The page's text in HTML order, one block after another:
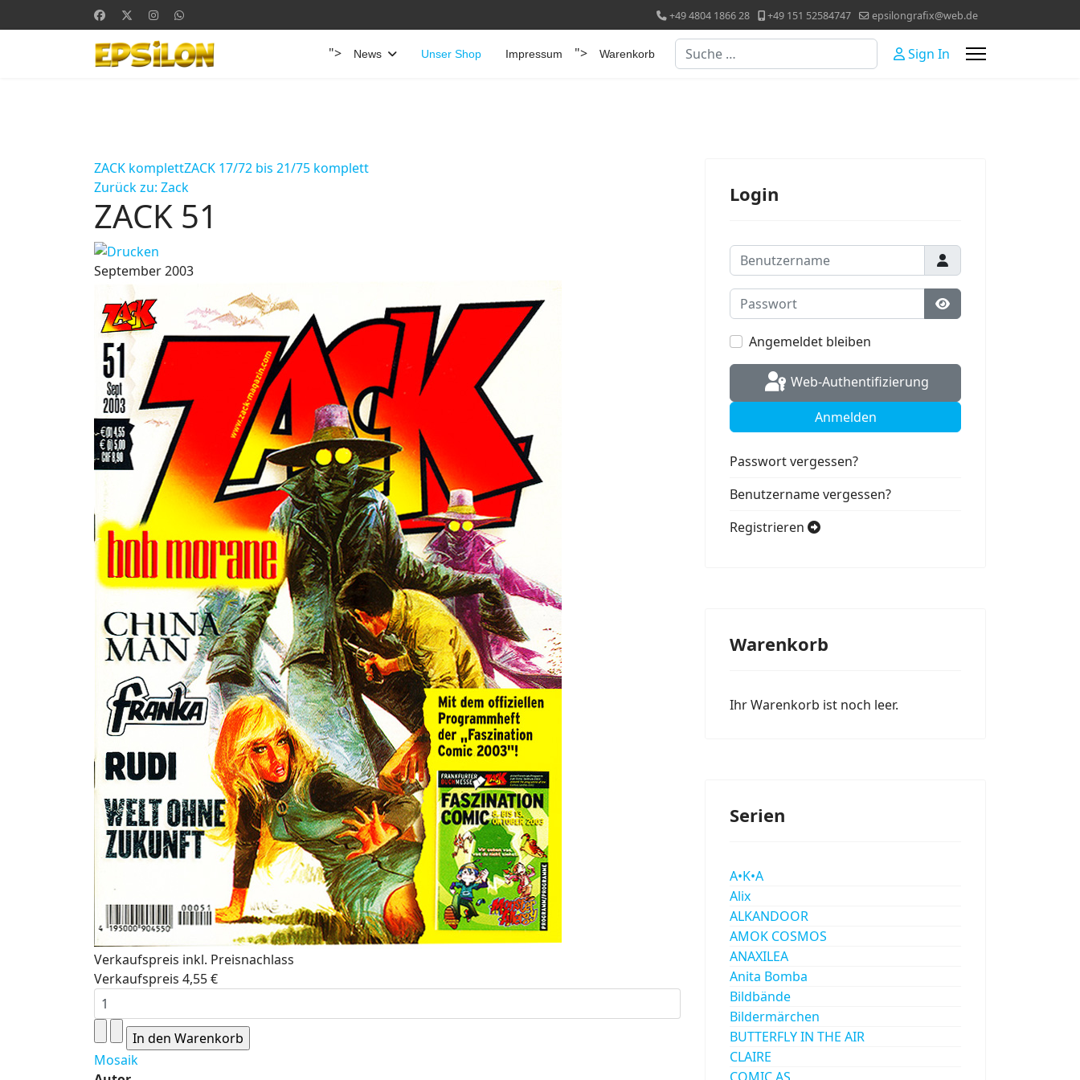
+49 4804 1866 28 +49 151 52584747 epsilongrafix@web.de
"> News Unser Shop Impressum "> Warenkorb Suchen Sign In
ZACK komplettZACK 17/72 bis 21/75 komplett
Zurück zu: Zack
ZACK 51
September 2003
Verkaufspreis inkl. Preisnachlass
Verkaufspreis 4,55 €
Mosaik
Login
Benutzername
Passwort
Passwort anzeigen
Angemeldet bleiben
Web-Authentifizierung
Anmelden
Passwort vergessen?
Benutzername vergessen?
Registrieren
Warenkorb
Ihr Warenkorb ist noch leer.
Serien
A•K•A
Alix
ALKANDOOR
AMOK COSMOS
ANAXILEA
Anita Bomba
Bildbände
Bildermärchen
BUTTERFLY IN THE AIR
CLAIRE